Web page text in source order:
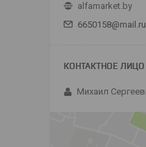
alfamarket.by
6650158@mail.ru
Михаил